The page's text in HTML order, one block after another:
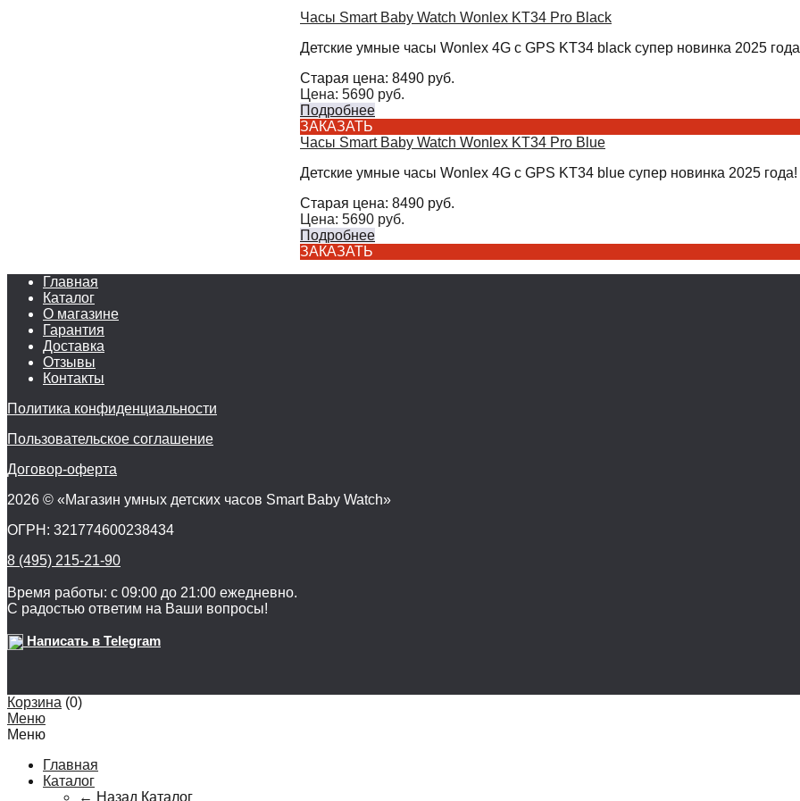
Часы Smart Baby Watch Wonlex KT34 Pro Black
Детские умные часы Wonlex 4G с GPS KT34 black супер новинка 2025
Старая цена: 8490 руб.
Цена: 5690 руб.
Подробнее
ЗАКАЗАТЬ
Часы Smart Baby Watch Wonlex KT34 Pro Blue
Детские умные часы Wonlex 4G с GPS KT34 blue супер новинка 2025 года!
Старая цена: 8490 руб.
Цена: 5690 руб.
Подробнее
ЗАКАЗАТЬ
Главная
Каталог
О магазине
Гарантия
Доставка
Отзывы
Контакты
Политика конфиденциальности
Пользовательское соглашение
Договор-оферта
2026 © «Магазин умных детских часов Smart Baby Watch»
ОГРН: 321774600238434
8 (495) 215-21-90
Время работы: с 09:00 до 21:00 ежедневно.
С радостью ответим на Ваши вопросы!
Написать в Telegram
Корзина (0)
Меню
Меню
Главная
Каталог
← Назад Каталог